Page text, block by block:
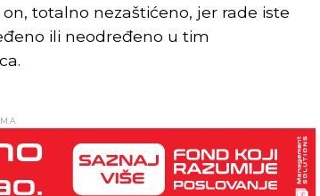
totalno nezaštićeno, jer rade iste
ili neodređeno u tim